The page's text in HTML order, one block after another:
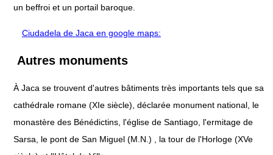
un beffroi et un portail baroque.
Ciudadela de Jaca en google maps:
Autres monuments
À Jaca se trouvent d'autres bâtiments très importants tels que sa
cathédrale romane (XIe siècle), déclarée monument national, le
monastère des Bénédictins, l'église de Santiago, l'ermitage de
Sarsa, le pont de San Miguel (M.N.) , la tour de l'Horloge (XVe